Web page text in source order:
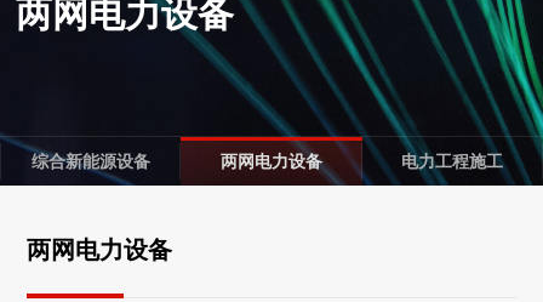
两网电力设备
综合新能源设备 两网电力设备 电力工程施工
两网电力设备